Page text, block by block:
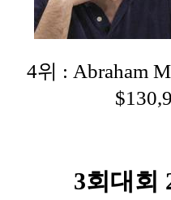
4위 : Abraham
3회대회